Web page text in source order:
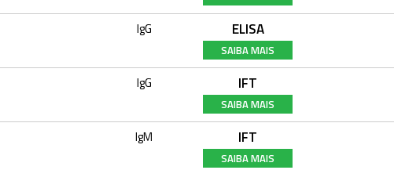
IgG ELISA
SAIBA MAIS
IgG IFT
SAIBA MAIS
IgM IFT
SAIBA MAIS